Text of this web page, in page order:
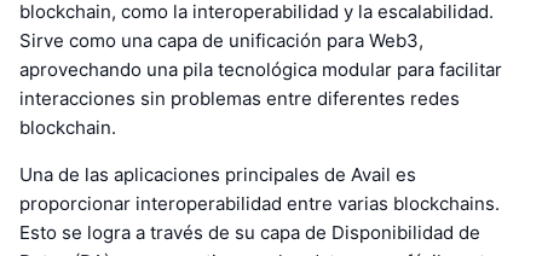
blockchain, como la interoperabilidad y la escalabilidad.
Sirve como una capa de unificación para Web3,
aprovechando una pila tecnológica modular para facilitar
interacciones sin problemas entre diferentes redes
blockchain.
Una de las aplicaciones principales de Avail es
proporcionar interoperabilidad entre varias blockchains.
Esto se logra a través de su capa de Disponibilidad de